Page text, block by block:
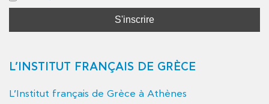
L’INSTITUT FRANÇAIS DE GRÈCE
L’Institut français de Grèce à Athènes